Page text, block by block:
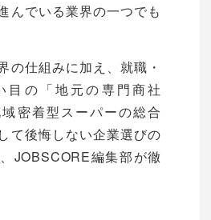
んでいる業界の一つでも
の仕組みに加え、就職・
目の「地元の専門商社
域密着型スーパーの総合
て後悔しない企業選びの
JOBSCORE編集部が徹